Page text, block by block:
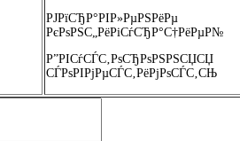
РЈРїСЂР°РІР»РµРЅРёРµ
РєРѕРЅС„РёРіСѓСЂР°С†РёРµР№
Р”РІСѓСЃС‚РѕСЂРѕРЅРЅСЏСЏ
СЃРѕРІРјРµСЃС‚РёРјРѕСЃС‚СЊ